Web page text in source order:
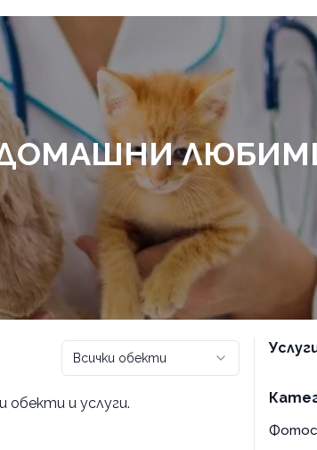
ДОМАШНИ
Всички обекти
обекти и услуги.